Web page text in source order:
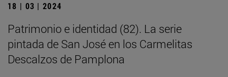
18 | 03 | 2024
Patrimonio e identidad (82). La serie
pintada de San José en los Carmelitas
Descalzos de Pamplona